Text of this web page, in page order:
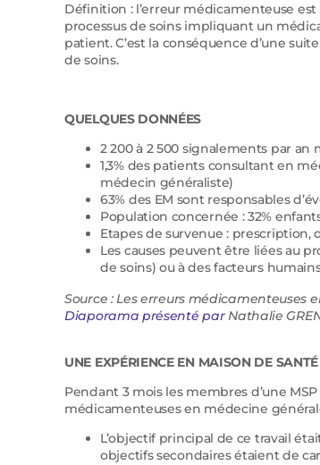
Définition : l’erreur médicamenteuse
processus de soins impliquant un
patient. C’est la conséquence d’une
de soins.
QUELQUES DONNÉES
2 200 à 2 500 signalements par an
1,3% des patients consultant en
médecin généraliste)
63% des EM sont responsables
Population concernée : 32%
Etapes de survenue :
Les causes peuvent être liées au
de soins) ou à des facteurs
Source : Les erreurs médicamenteuses
Diaporama présenté parNathalie
UNE EXPÉRIENCE EN MAISON DE
Pendant 3 mois les membres d’une
médicamenteuses en médecine
L’objectif principal de ce travail
objectifs secondaires étaient de